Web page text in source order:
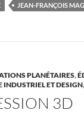
JEAN-FRANÇOIS
PLANÉTAIRES,
ET DESIGN,
3D